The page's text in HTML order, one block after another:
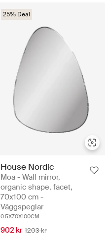
25% Deal
House Nordic
Moa - Wall mirror,
organic shape, facet,
70x100 cm -
Väggspeglar
0.5X70X100CM
902 kr 1203 kr